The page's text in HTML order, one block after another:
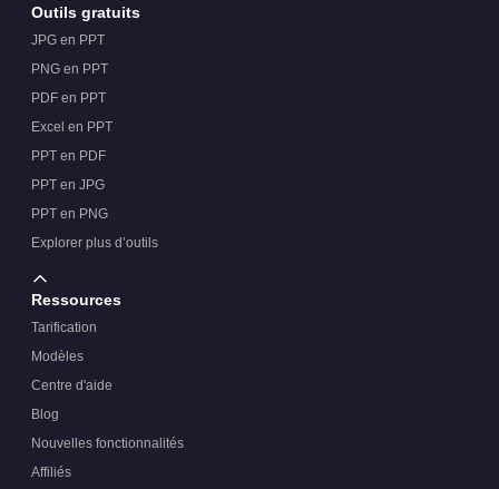
Outils gratuits
JPG en PPT
PNG en PPT
PDF en PPT
Excel en PPT
PPT en PDF
PPT en JPG
PPT en PNG
Explorer plus d’outils
Ressources
Tarification
Modèles
Centre d'aide
Blog
Nouvelles fonctionnalités
Affiliés